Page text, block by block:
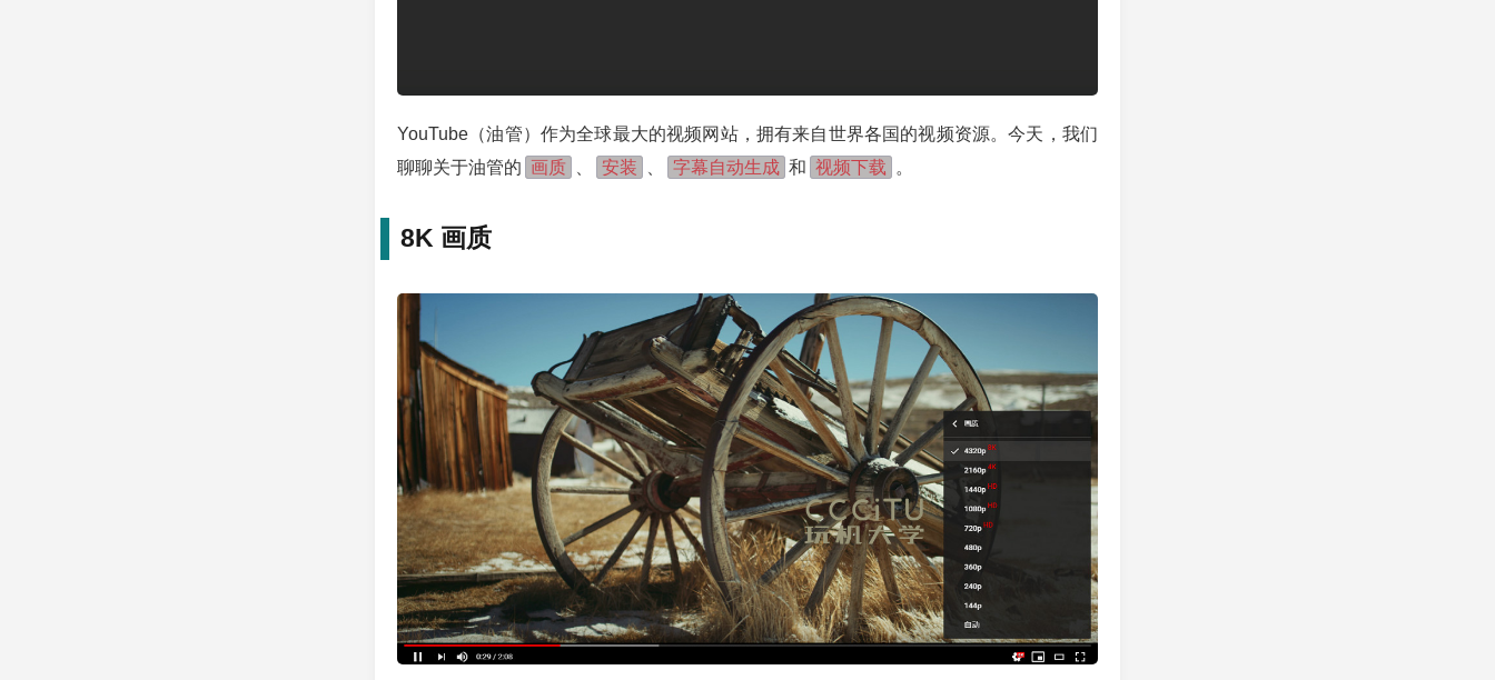
YouTube（油管）作为全球最大的视频网站，拥有来自世界各国的视频资源。今天，我们
聊聊关于油管的 画质 安装 字幕自动生成 和 视频下载 。
8K 画质